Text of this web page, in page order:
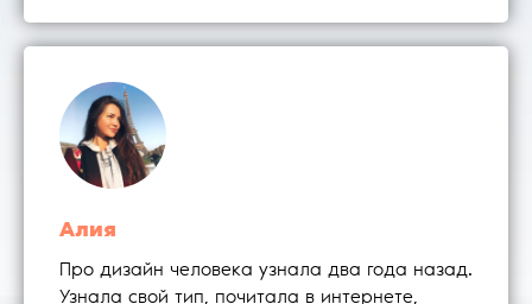
Алия
Про дизайн человека узнала два года назад.
Узнала свой тип, почитала в интернете,